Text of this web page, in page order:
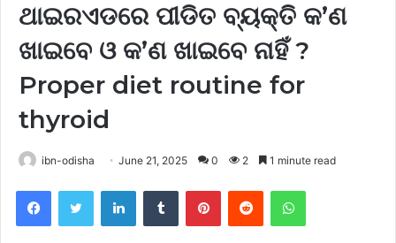
ଥାଇରଏଡରେ ପୀଡିତ ବ୍ୟକ୍ତି କ’ଣ
ଖାଇବେ ଓ କ’ଣ ଖାଇବେ ନାହିଁ ?
Proper diet routine for
thyroid
ibn-odisha June 21, 2025 0 2 1 minute read
FacebookTwitter LinkedInTumblr PinterestReddit WhatsApp